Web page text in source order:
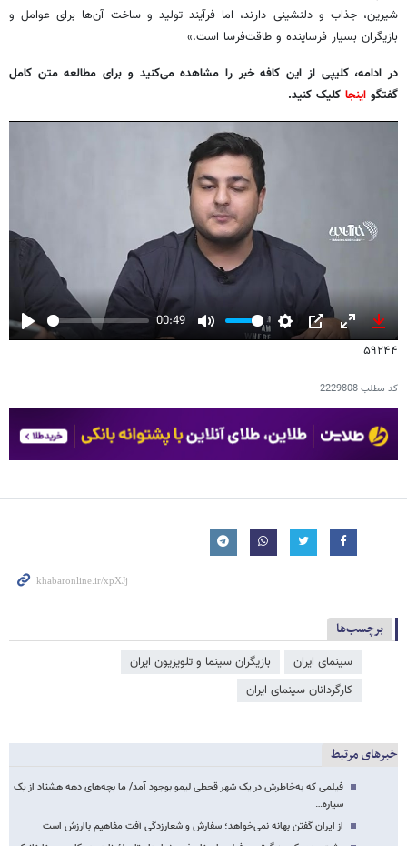
شیرین، جذاب و دلنشینی دارند، اما فرآیند تولید و ساخت آن‌ها برای عوامل و
بازیگران بسیار فرساینده و طاقت‌فرسا است.»
در ادامه، کلیپی از این کافه خبر را مشاهده می‌کنید و برای مطالعه متن کامل
گفتگو اینجا کلیک کنید.
Play
00:49
Mute
Settings
PIP
Enter
fullscreen
۵۹۲۴۴
کد مطلب2229808
برچسب‌ها
سینمای ایران
بازیگران سینما و تلویزیون ایران
کارگردانان سینمای ایران
خبرهای مرتبط
فیلمی که به‌خاطرش در یک شهر قحطی لیمو بوجود آمد/ ما بچه‌های دهه هشتاد از یک
سیاره…
از ایران گفتن بهانه نمی‌خواهد؛ سفارش و شعارزدگی آفت مفاهیم باارزش است